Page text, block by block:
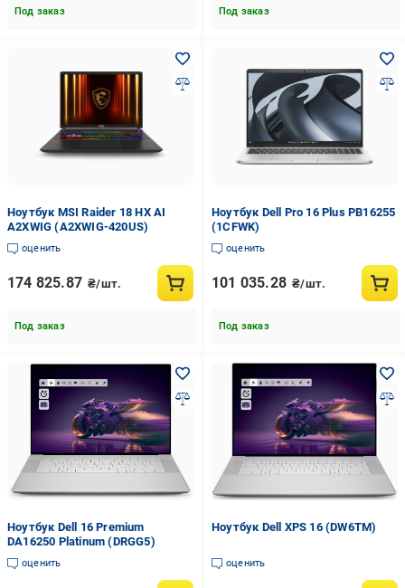
Под заказ Под заказ
Ноутбук MSI Raider 18 HX AI
A2XWIG (A2XWIG-420US)
оценить
174 825.87 ₴/шт.
Под заказ
Ноутбук Dell Pro 16 Plus PB16255
(1CFWK)
оценить
101 035.28 ₴/шт.
Под заказ
Ноутбук Dell 16 Premium
DA16250 Platinum (DRGG5)
оценить
Ноутбук Dell XPS 16 (DW6TM)
оценить